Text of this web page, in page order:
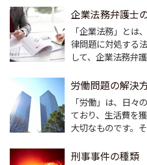
企業法務弁護士
「企業法務」とは
律問題に対処する
して、企業法務弁
労働問題の解決
「労働」は、日々
ており、生活費を
大切なものです。
刑事事件の種類